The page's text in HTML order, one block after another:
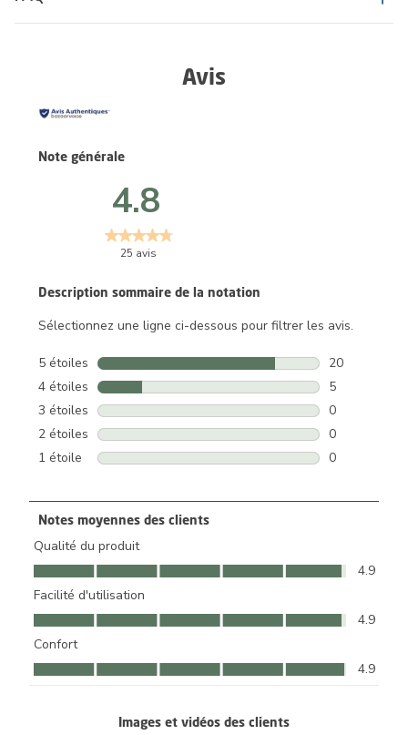
Avis
Description sommaire de la notation
Sélectionnez une ligne ci-dessous pour filtrer les avis.
5 étoiles étoiles
20
20 avis avec
4 étoiles étoiles
5
5 avis avec
3 étoiles étoiles
0
0 avis avec
2 étoiles étoiles
0
0 avis avec
1 étoile étoiles
0
Note générale
4.8
25 avis
Notes moyennes des clients
Qualité du produit
Qualité du produit, 4.9 sur 5
4.9
Facilité d'utilisation
Facilité d'utilisation, 4.9 sur 5
4.9
Confort
Confort, 4.9 sur 5
4.9
Images et vidéos des clients